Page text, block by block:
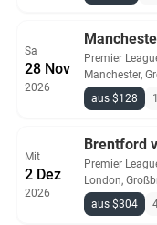
Sa
28 Nov
2026
Premier
Manchester,
aus $128
Mit
2 Dez
2026
Brentford
Premier
London,
aus $304